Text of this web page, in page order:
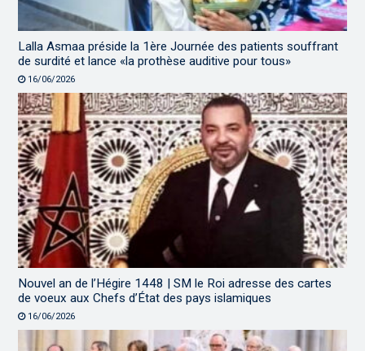
Lalla Asmaa préside la 1ère Journée des patients souffrant
de surdité et lance «la prothèse auditive pour tous»
16/06/2026
Nouvel an de l’Hégire 1448 | SM le Roi adresse des cartes
de voeux aux Chefs d’État des pays islamiques
16/06/2026